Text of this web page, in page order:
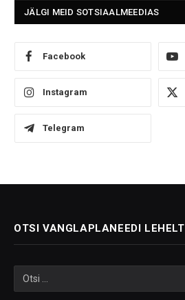
JÄLGI MEID SOTSIAALMEEDIAS
Facebook
Instagram
Telegram
OTSI VANGLAPLANEEDI LEHELT